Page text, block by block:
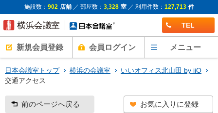
施設数： 902 店舗／ 部屋数： 3,328 室／ 利用件数： 127,713 件
TEL
新規会員登録 会員ログイン メニュー
日本会議室トップ 横浜の会議室
いいオフィス北山田 by iiO
交通アクセス
前のページへ戻る お気に入りに登録